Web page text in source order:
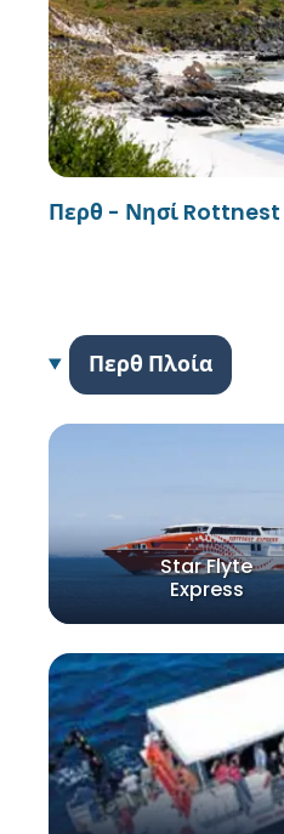
Περθ - Νησί Rottnest
Περθ Πλοία
Star Flyte
Express